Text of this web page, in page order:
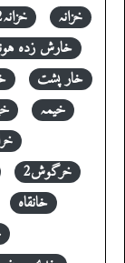
خزانہ2
خزانہ
خارش زدہ
خار پشت
خیمہ
خرگوش2
خانقاہ